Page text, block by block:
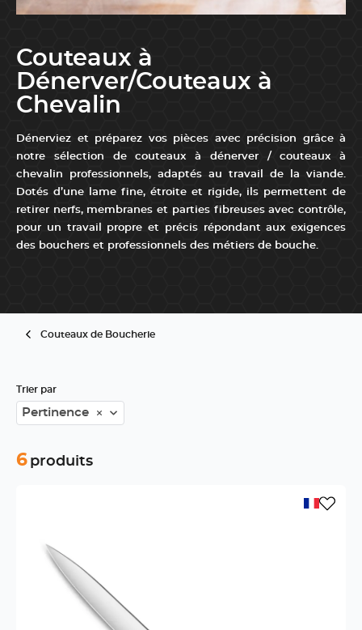
Couteaux à
Dénerver/Couteaux à
Chevalin
Dénerviez et préparez vos pièces avec précision grâce à
notre sélection de couteaux à dénerver / couteaux à
chevalin professionnels, adaptés au travail de la viande.
Dotés d’une lame fine, étroite et rigide, ils permettent de
retirer nerfs, membranes et parties fibreuses avec contrôle,
pour un travail propre et précis répondant aux exigences
des bouchers et professionnels des métiers de bouche.
Couteaux de Boucherie
6 produits
Trier par
Pertinence